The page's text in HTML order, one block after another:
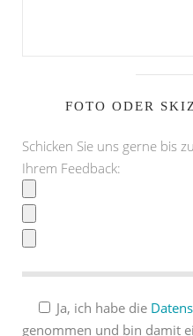
FOTO ODER
Schicken Sie uns gerne bis
Ihrem Feedback:
Ja, ich habe die
genommen und bin damit